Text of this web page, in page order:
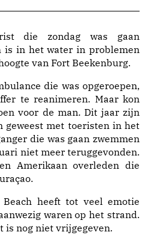
die zondag was gaan
is in het water in problemen
van Fort Beekenburg.
die was opgeroepen,
te reanimeren. Maar kon
voor de man. Dit jaar zijn
geweest met toeristen in het
die was gaan zwemmen
niet meer teruggevonden.
Amerikaan overleden die
heeft tot veel emotie
waren op het strand.
is nog niet vrijgegeven.